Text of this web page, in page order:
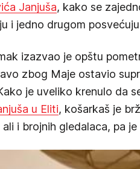
Janjuša, kako se
i jedno drugom
izazvao je opštu
zbog Maje ostavio
je uveliko krenulo da
u Eliti, košarkaš je
ali i brojnih gledalaca, pa